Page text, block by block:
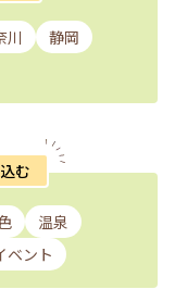
川
静岡
む
温泉
ベント